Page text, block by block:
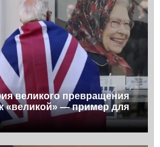
великого превращения
«великой» — пример для